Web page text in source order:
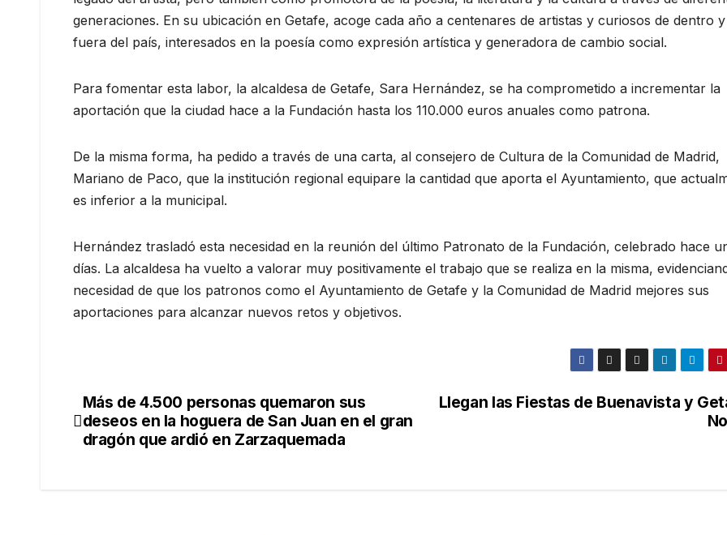
generaciones. En su ubicación en Getafe, acoge cada año a centenares de artistas y curiosos de dentro y
fuera del país, interesados en la poesía como expresión artística y generadora de cambio social.
Para fomentar esta labor, la alcaldesa de Getafe, Sara Hernández, se ha comprometido a incrementar la
aportación que la ciudad hace a la Fundación hasta los 110.000 euros anuales como patrona.
De la misma forma, ha pedido a través de una carta, al consejero de Cultura de la Comunidad de Madrid,
Mariano de Paco, que la institución regional equipare la cantidad que aporta el Ayuntamiento, que
es inferior a la municipal.
Hernández trasladó esta necesidad en la reunión del último Patronato de la Fundación, celebrado hace
días. La alcaldesa ha vuelto a valorar muy positivamente el trabajo que se realiza en la misma,
necesidad de que los patronos como el Ayuntamiento de Getafe y la Comunidad de Madrid mejores sus
aportaciones para alcanzar nuevos retos y objetivos.
Llegan las Fiestas de Buenavista y
Más de 4.500 personas quemaron sus
deseos en la hoguera de San Juan en el gran
dragón que ardió en Zarzaquemada